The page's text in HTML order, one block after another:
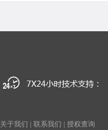
关于我们 联系我们 授权查询